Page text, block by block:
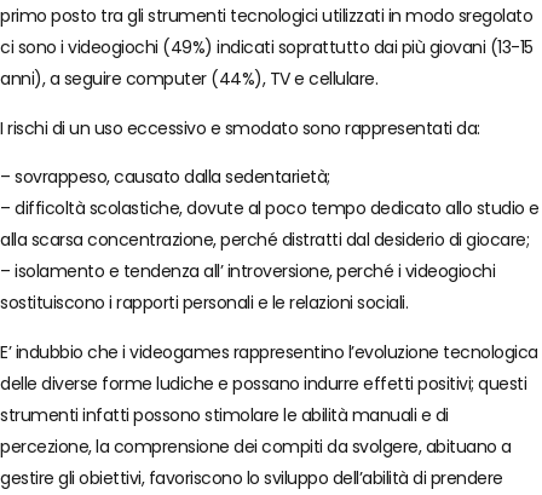
primo posto tra gli strumenti tecnologici utilizzati in modo sregolato
ci sono i videogiochi (49%) indicati soprattutto dai più giovani (13-15
anni), a seguire computer (44%), TV e cellulare.
I rischi di un uso eccessivo e smodato sono rappresentati da:
– sovrappeso, causato dalla sedentarietà;
– difficoltà scolastiche, dovute al poco tempo dedicato allo studio e
alla scarsa concentrazione, perché distratti dal desiderio di giocare;
– isolamento e tendenza all’ introversione, perché i videogiochi
sostituiscono i rapporti personali e le relazioni sociali.
E’ indubbio che i videogames rappresentino l’evoluzione tecnologica
delle diverse forme ludiche e possano indurre effetti positivi; questi
strumenti infatti possono stimolare le abilità manuali e di
percezione, la comprensione dei compiti da svolgere, abituano a
gestire gli obiettivi, favoriscono lo sviluppo dell’abilità di prendere